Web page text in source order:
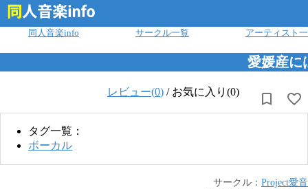
同人音楽info サークル一覧 アーティスト
愛媛産に
レビュー(0) / お気に入り(0)
タグ一覧：
ボーカル
サークル： Project愛音